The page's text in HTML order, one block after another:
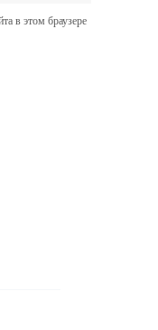
в этом браузере